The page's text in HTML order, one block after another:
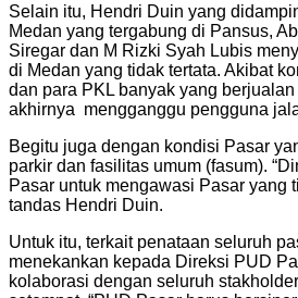
Selain itu, Hendri Duin yang
Medan yang tergabung di Pansus,
Siregar dan M Rizki Syah Lubis
di Medan yang tidak tertata. Akibat
dan para PKL banyak yang
akhirnya mengganggu pengguna
Begitu juga dengan kondisi Pasar
parkir dan fasilitas umum (fasum).
Pasar untuk mengawasi Pasar yang
tandas Hendri Duin.
Untuk itu, terkait penataan seluruh
menekankan kepada Direksi PUD
kolaborasi dengan seluruh